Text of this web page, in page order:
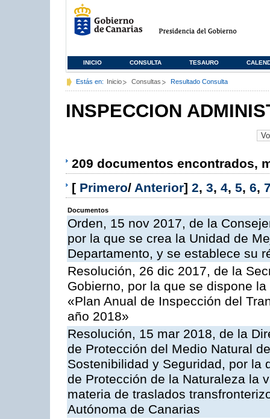
INICIO CONSULTA TESAURO
Estás en: Inicio Consultas Resultado Consulta
INSPECCION
209 documentos encontrados,
[ Primero/ Anterior] 2, 3, 4, 5, 6,
Documentos
Orden, 15 nov 2017, de la
por la que se crea la Unidad de
Departamento, y se establece su
Resolución, 26 dic 2017, de la
Gobierno, por la que se dispone
«Plan Anual de Inspección del
año 2018»
Resolución, 15 mar 2018, de la
de Protección del Medio Natural
Sostenibilidad y Seguridad, por la
de Protección de la Naturaleza la
materia de traslados
Autónoma de Canarias